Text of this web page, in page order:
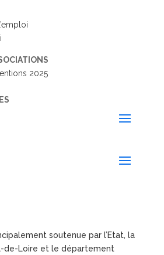
2025
soutenue par l’Etat, la
de-Loire et le département